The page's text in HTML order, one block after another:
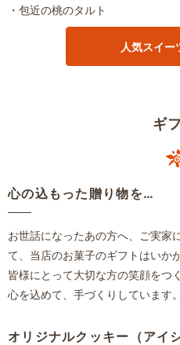
・包近の桃のタルト
人気スイー
ギ
心の込もった贈り物を…
お世話になったあの方へ、ご実家
て、当店のお菓子のギフトはいか
皆様にとって大切な方の笑顔をつ
心を込めて、手づくりしています。
オリジナルクッキー（アイ